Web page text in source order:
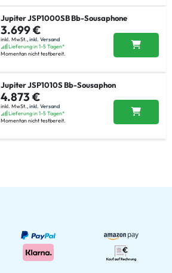
Jupiter JSP1000SB Bb-Sousaphone
3.699 €
inkl. MwSt.,inkl. Versand
Lieferung in 1-5 Tagen*
Momentan nicht testbereit.
Jupiter JSP1010S Bb-Sousaphon
4.873 €
inkl. MwSt., inkl. Versand
Lieferung in 1-5 Tagen*
Momentan nicht testbereit.